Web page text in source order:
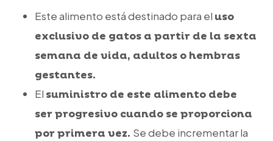
Este alimento está destinado para el uso
exclusivo de gatos a partir de la sexta
semana de vida, adultos o hembras
gestantes.
El suministro de este alimento debe
ser progresivo cuando se proporciona
por primera vez. Se debe incrementar la